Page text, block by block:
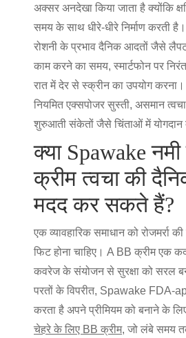
अक्सर अनदेखा किया जाता है क्योंकि
समय के साथ धीरे-धीरे निर्माण करती
रोशनी के प्रभाव दैनिक आदतों जैसे
काम करने का समय, स्मार्टफोन पर
रात में देर से स्क्रीन का उपयोग
नियमित एक्सपोजर सुस्ती, असमान
शुरुआती संकेतों जैसे चिंताओं में योगदान
क्या Spawake
क्रीम त्वचा की
मदद कर सकते हैं?
एक व्यावहारिक समाधान को रोजमर्रा
फिट होना चाहिए। A BB क्रीमएक
कवरेज के संयोजन से सुरक्षा को सरल
परतों के विपरीत, Spawake FDA-
करता है अपने प्रीमियम को बनाने के
चेहरे के लिए BB क्रीम, जो लंबे समय